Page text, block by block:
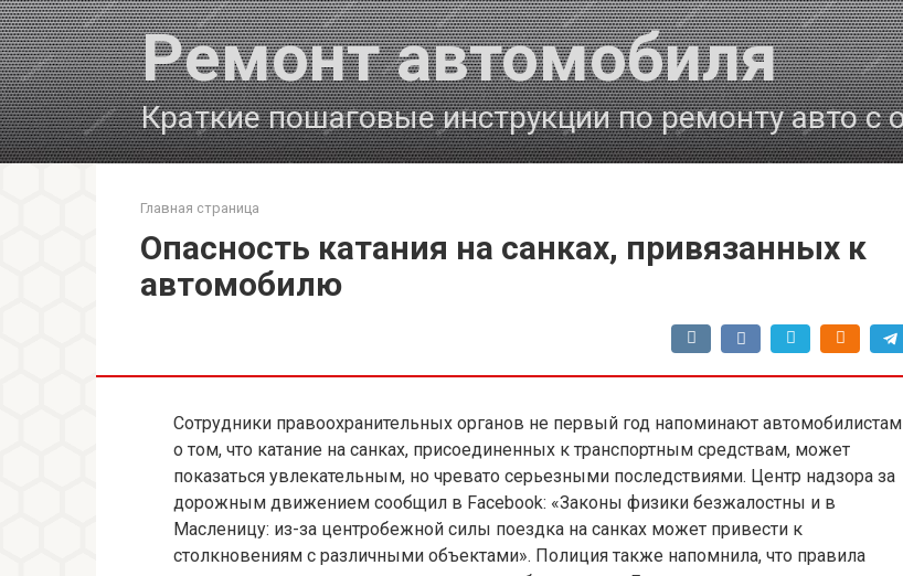
Перейти
к
контенту
Ремонт автомобиля
Краткие пошаговые инструкции по ремонту авто с
Главная страница
Опасность катания на санках, привязанных к
автомобилю
Сотрудники правоохранительных органов не первый год напоминают автомобилистам
о том, что катание на санках, присоединенных к транспортным средствам, может
показаться увлекательным, но чревато серьезными последствиями. Центр надзора за
дорожным движением сообщил в Facebook: «Законы физики безжалостны и в
Масленицу: из-за центробежной силы поездка на санках может привести к
столкновениям с различными объектами». Полиция также напомнила, что правила